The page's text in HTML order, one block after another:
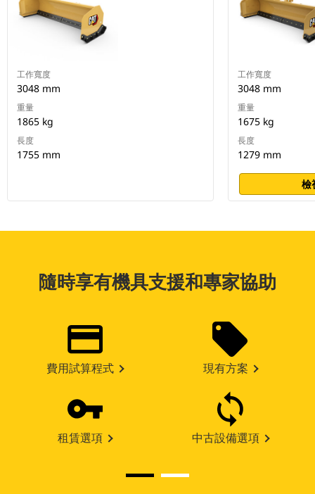
工作寬度
3048 mm
重量
1865 kg
長度
1755 mm
工作寬度
3048 mm
重量
1675 kg
長度
1279 mm
檢
隨時享有機具支援和專家協助
費用試算程式 現有方案
租賃選項 中古設備選項